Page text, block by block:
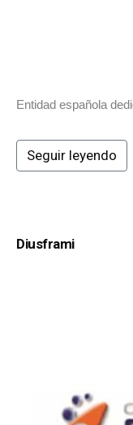
Entidad española
Seguir leyendo
Diusframi